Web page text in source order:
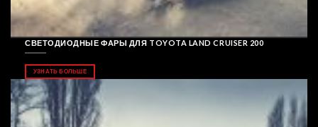
СВЕТОДИОДНЫЕ ФАРЫ ДЛЯ TOYOTA LAND CRUISER 200
УЗНАТЬ БОЛЬШЕ